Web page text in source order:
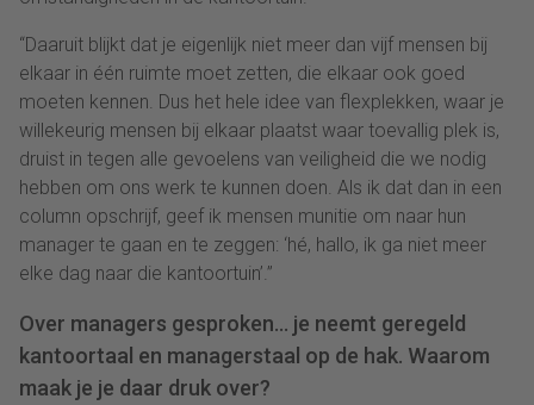
“Daaruit blijkt dat je eigenlijk niet meer dan vijf mensen bij
elkaar in één ruimte moet zetten, die elkaar ook goed
moeten kennen. Dus het hele idee van flexplekken, waar je
willekeurig mensen bij elkaar plaatst waar toevallig plek is,
druist in tegen alle gevoelens van veiligheid die we nodig
hebben om ons werk te kunnen doen. Als ik dat dan in een
column opschrijf, geef ik mensen munitie om naar hun
manager te gaan en te zeggen: ‘hé, hallo, ik ga niet meer
elke dag naar die kantoortuin’.”
Over managers gesproken… je neemt geregeld
kantoortaal en managerstaal op de hak. Waarom
maak je je daar druk over?